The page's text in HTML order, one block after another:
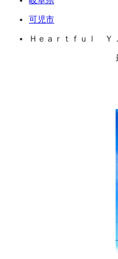
可児市
Ｈｅａｒｔｆｕｌ Ｙ